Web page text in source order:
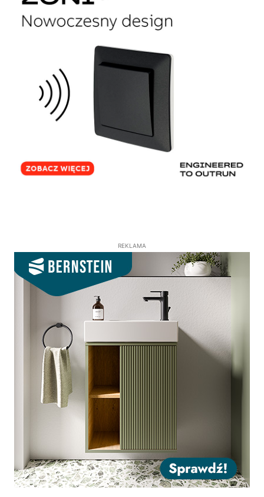
REKLAMA